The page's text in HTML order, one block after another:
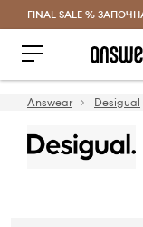
FINAL SALE %
Answear Desigual